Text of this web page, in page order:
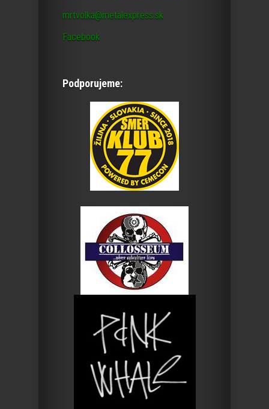
mrtvolka@metalexpress.sk
Facebook
Podporujeme: